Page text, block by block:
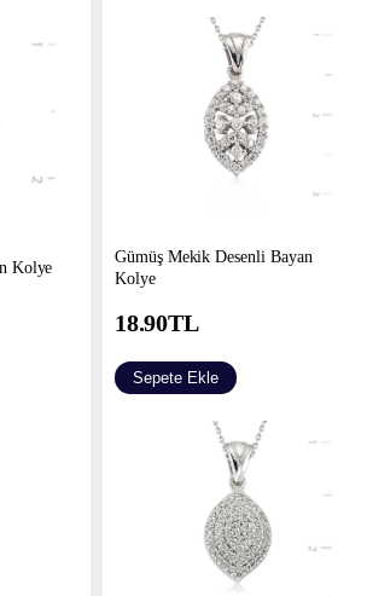
Kolye
Gümüş Mekik Desenli Bayan
Kolye
18.90TL
Sepete Ekle